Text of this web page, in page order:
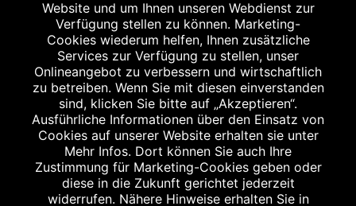
Abgabe in haushaltsüblichen Mengen, solange der Vorrat reicht. Für Druck-
und Satzfehler keine Haftung.
Zu Risiken und Nebenwirkungen lesen Sie die Packungsbeilage und fragen
Sie Ihren Arzt oder Apotheker.
Angabe nach der deutschen Arzneimitteltaxe Apothekenerstattungspreis
(AEP). Der AEP ist keine unverbindliche Preisempfehlung der Hersteller. Der
AEP ist ein von den Apotheken in Ansatz gebrachter Preis für rezeptfreie
Arzneimittel. Er entspricht in der Höhe dem für Apotheken verbindlichen
Abgabepreis, zu dem eine Apotheke in bestimmten Fällen (z.B. bei Kindern
unter 12 Jahren) das Produkt mit der gesetzlichen Krankenversicherung
abrechnet. Der AEP ist der allgemeine Erstattungspreis im Falle einer
Kostenübernahme durch die gesetzlichen Krankenkassen, vor Abzug eines
Zwangsrabattes (zur Zeit 5%) nach §130 Abs. 1 SGB V.
Website und um Ihnen unseren Webdienst zur
Verfügung stellen zu können. Marketing-
Cookies wiederum helfen, Ihnen zusätzliche
Services zur Verfügung zu stellen, unser
Onlineangebot zu verbessern und wirtschaftlich
zu betreiben. Wenn Sie mit diesen einverstanden
sind, klicken Sie bitte auf „Akzeptieren“.
Ausführliche Informationen über den Einsatz von
Cookies auf unserer Website erhalten sie unter
Mehr Infos. Dort können Sie auch Ihre
Zustimmung für Marketing-Cookies geben oder
diese in die Zukunft gerichtet jederzeit
widerrufen. Nähere Hinweise erhalten Sie in